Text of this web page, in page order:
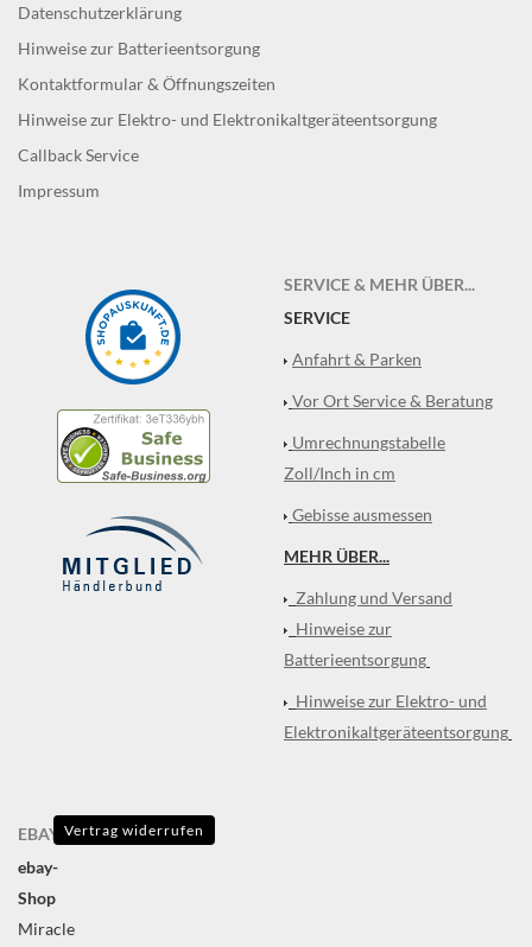
Datenschutzerklärung
Hinweise zur Batterieentsorgung
Kontaktformular & Öffnungszeiten
Hinweise zur Elektro- und Elektronikaltgeräteentsorgung
Callback Service
Impressum
SERVICE & MEHR ÜBER...
SERVICE
Anfahrt & Parken
Vor Ort Service & Beratung
Umrechnungstabelle
Zoll/Inch in cm
Gebisse ausmessen
MEHR ÜBER...
Zahlung und Versand
Hinweise zur
Batterieentsorgung
Hinweise zur Elektro- und
Elektronikaltgeräteentsorgung
EBAY
ebay-
Shop
Miracle
Vertrag widerrufen